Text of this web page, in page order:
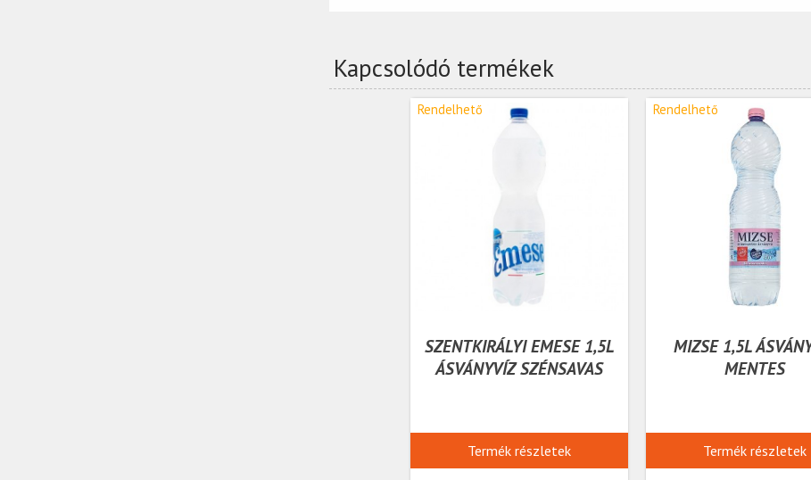
Kapcsolódó termékek
Rendelhető
SZENTKIRÁLYI EMESE 1,5L
ÁSVÁNYVÍZ SZÉNSAVAS
Termék részletek
Rendelhető
MIZSE 1,5L
MENTES
Termék részletek